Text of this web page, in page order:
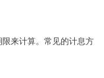
来计算。常见的计息方